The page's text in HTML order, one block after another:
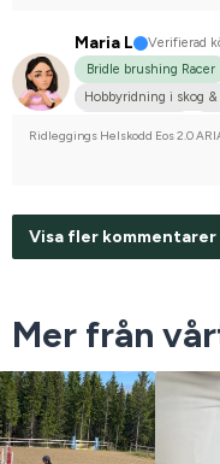
Maria L
Verifierad
Bridle brushing Racer
Hobbyridning i skog
Ridleggings Helskodd Eos 2.0
Visa fler kommentarer
Mer från